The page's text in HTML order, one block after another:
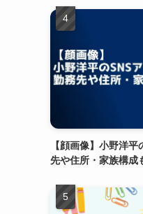
【顔画像】小野洋
先や住所・家族構成